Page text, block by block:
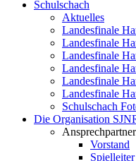
Schulschach
Aktuelles
Landesfinale
Landesfinale
Landesfinale
Landesfinale
Landesfinale
Landesfinale
Schulschach
Die Organisation
Ansprechpartner
Vorstand
Spielleiter